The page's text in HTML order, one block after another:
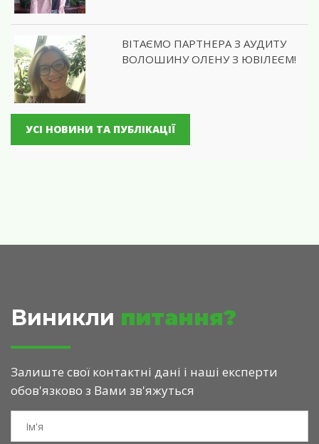
ВІТАЄМО ПАРТНЕРА З АУДИТУ
ВОЛОШИНУ ОЛЕНУ З ЮВІЛЕЄМ!
УСІ НОВИНИ ТА ПУБЛІКАЦІЇ
Виникли питання?
Залиште свої контактні дані і наші експерти
обов'язково з Вами зв'яжуться